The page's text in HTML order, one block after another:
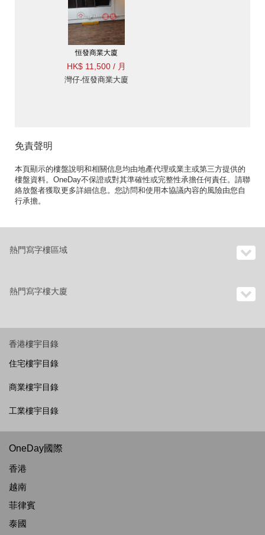
恒發商業大廈
HK$ 11,500 / 月
灣仔-恆發商業大廈
免責聲明
本頁顯示的樓盤說明和相關信息均由地產代理或業主或第三方提供的
樓盤資料。OneDay不保證或對其準確性或完整性承擔任何責任。請聯
絡放盤者獲取更多詳細信息。您訪問和使用本協議內容的風險由您自
行承擔。
熱門寫字樓區域
熱門寫字樓大廈
香港樓宇目錄
住宅樓宇目錄
商業樓宇目錄
工業樓宇目錄
OneDay國際
香港
越南
菲律賓
泰國